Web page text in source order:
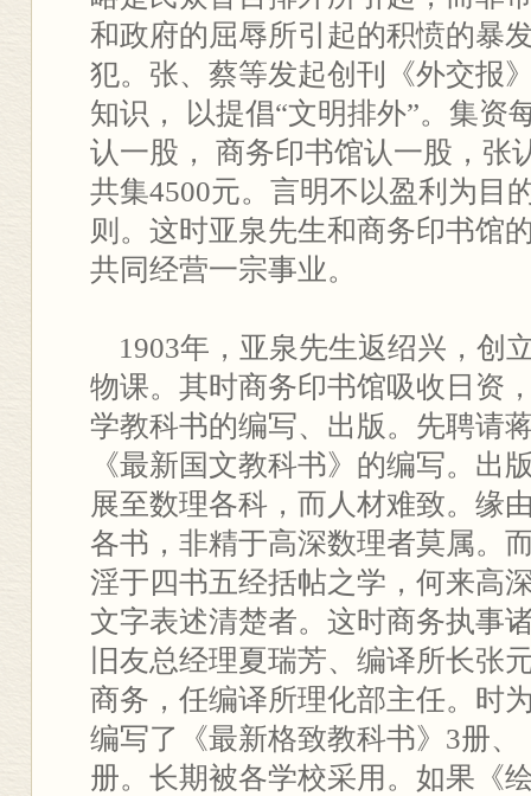
和政府的屈辱所引起的积愤的暴
犯。张、蔡等发起创刊《外交报
知识， 以提倡“文明排外”。集资
认一股， 商务印书馆认一股，张
共集4500元。言明不以盈利为目
则。这时亚泉先生和商务印书
共同经营一宗事业。
1903年，亚泉先生返绍兴，创
物课。其时商务印书馆吸收日资
学教科书的编写、出版。先聘请
《最新国文教科书》的编写。出
展至数理各科，而人材难致。缘
各书，非精于高深数理者莫属。
淫于四书五经括帖之学，何来高
文字表述清楚者。这时商务执事
旧友总经理夏瑞芳、编译所长张
商务，任编译所理化部主任。时
编写了《最新格致教科书》3册
册。长期被各学校采用。如果《